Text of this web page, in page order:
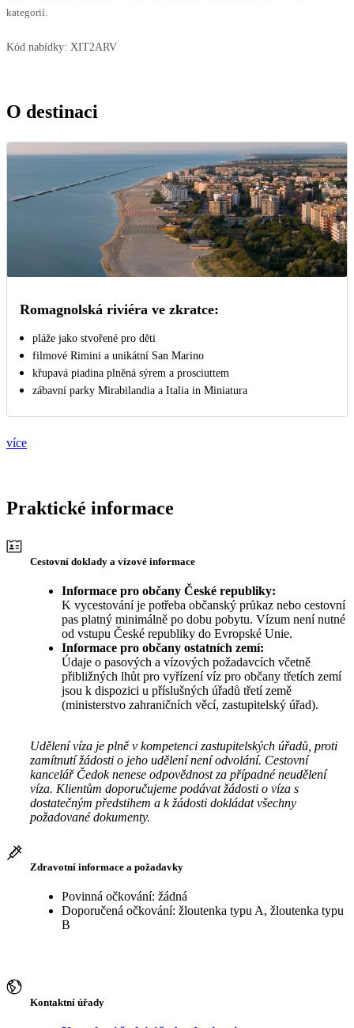
kategorií.
Kód nabídky: XIT2ARV
O destinaci
Romagnolská riviéra ve zkratce:
pláže jako stvořené pro děti
filmové Rimini a unikátní San Marino
křupavá piadina plněná sýrem a prosciuttem
zábavní parky Mirabilandia a Italia in Miniatura
více
Praktické informace
Cestovní doklady a vízové informace
Informace pro občany České republiky:
K vycestování je potřeba občanský průkaz nebo cestovní
pas platný minimálně po dobu pobytu. Vízum není nutné
od vstupu České republiky do Evropské Unie.
Informace pro občany ostatních zemí:
Údaje o pasových a vízových požadavcích včetně
přibližných lhůt pro vyřízení víz pro občany třetích zemí
jsou k dispozici u příslušných úřadů třetí země
(ministerstvo zahraničních věcí, zastupitelský úřad).
Udělení víza je plně v kompetenci zastupitelských úřadů, proti
zamítnutí žádosti o jeho udělení není odvolání. Cestovní
kancelář Čedok nenese odpovědnost za případné neudělení
víza. Klientům doporučujeme podávat žádosti o víza s
dostatečným předstihem a k žádosti dokládat všechny
požadované dokumenty.
Zdravotní informace a požadavky
Povinná očkování: žádná
Doporučená očkování: žloutenka typu A, žloutenka typu
B
Kontaktní úřady